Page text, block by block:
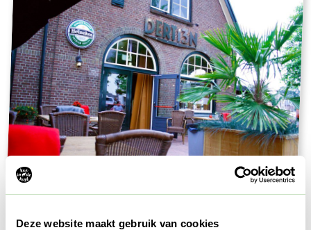
Deze website maakt gebruik van cookies